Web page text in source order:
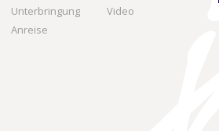
Unterbringung
Anreise
Video